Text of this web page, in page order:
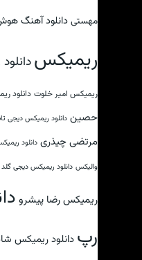
مهستی دانلود آهنگ
ریمیکس
ریمیکس امیر خلوت دانلود
حصین دانلود ریمیکس دیجی
مرتضی چیذری دانلود
والیکس دانلود ریمیکس دیجی گلد
ریمیکس رضا پیشرو
رپ دانلود ریمیکس